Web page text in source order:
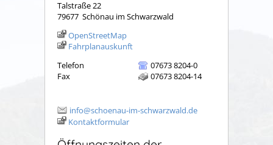
Talstraße 22
79677 Schönau im Schwarzwald
OpenStreetMap
Fahrplanauskunft
Telefon
07673 8204-0
Fax
07673 8204-14
info@schoenau-im-schwarzwald.de
Kontaktformular